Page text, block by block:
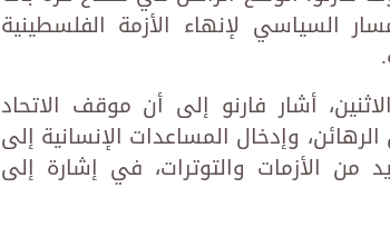
السياسي لإنهاء الأزمة الفلسطينية
أشار فارنو إلى أن موقف الاتحاد
وإدخال المساعدات الإنسانية إلى
من الأزمات والتوترات، في إشارة إلى